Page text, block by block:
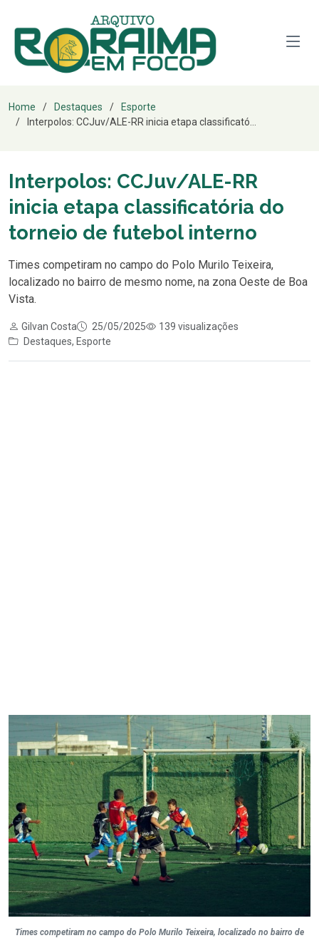
Home Destaques
Esporte
Interpolos: CCJuv/ALE-RR inicia etapa classificató...
Interpolos: CCJuv/ALE-RR
inicia etapa classificatória do
torneio de futebol interno
Times competiram no campo do Polo Murilo Teixeira,
localizado no bairro de mesmo nome, na zona Oeste de Boa
Vista.
Gilvan Costa 25/05/2025
139 visualizações
Destaques, Esporte
Times competiram no campo do Polo Murilo Teixeira, localizado no bairro de